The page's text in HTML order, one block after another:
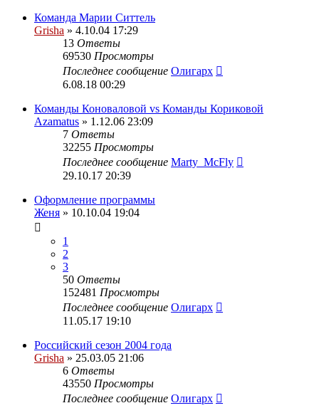
Команда Марии Ситтель
Grisha » 4.10.04 17:29
13 Ответы
69530 Просмотры
Последнее сообщение Олигарх
6.08.18 00:29
Команды Коноваловой vs Команды Кориковой
Azamatus » 1.12.06 23:09
7 Ответы
32255 Просмотры
Последнее сообщение Marty_McFly
29.10.17 20:39
Оформление программы
Женя » 10.10.04 19:04
1
2
3
50 Ответы
152481 Просмотры
Последнее сообщение Олигарх
11.05.17 19:10
Российский сезон 2004 года
Grisha » 25.03.05 21:06
6 Ответы
43550 Просмотры
Последнее сообщение Олигарх